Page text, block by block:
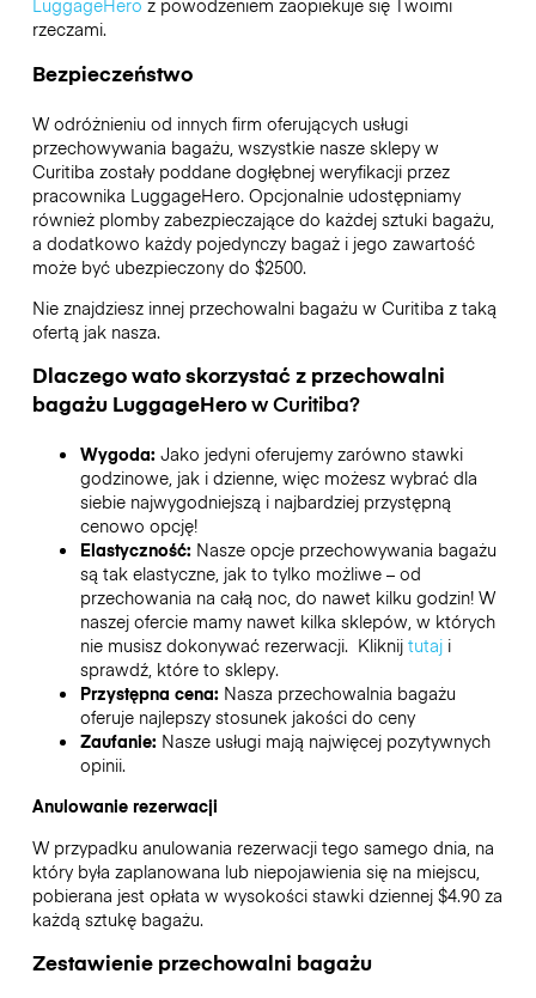
LuggageHero z powodzeniem zaopiekuje się Twoimi
rzeczami.
Bezpieczeństwo
W odróżnieniu od innych firm oferujących usługi
przechowywania bagażu, wszystkie nasze sklepy w
Curitiba zostały poddane dogłębnej weryfikacji przez
pracownika LuggageHero. Opcjonalnie udostępniamy
również plomby zabezpieczające do każdej sztuki bagażu,
a dodatkowo każdy pojedynczy bagaż i jego zawartość
może być ubezpieczony do $2500.
Nie znajdziesz innej przechowalni bagażu w Curitiba z taką
ofertą jak nasza.
Dlaczego wato skorzystać z przechowalni
bagażu LuggageHerowCuritiba?
Wygoda: Jako jedyni oferujemy zarówno stawki
godzinowe, jak i dzienne, więc możesz wybrać dla
siebie najwygodniejszą i najbardziej przystępną
cenowo opcję!
Elastyczność: Nasze opcje przechowywania bagażu
są tak elastyczne, jak to tylko możliwe – od
przechowania na całą noc, do nawet kilku godzin! W
naszej ofercie mamy nawet kilka sklepów, w których
nie musisz dokonywać rezerwacji. Kliknij tutaji
sprawdź, które to sklepy.
Przystępna cena: Nasza przechowalnia bagażu
oferuje najlepszy stosunek jakości do ceny
Zaufanie: Nasze usługi mają najwięcej pozytywnych
opinii.
Anulowanie rezerwacji
W przypadku anulowania rezerwacji tego samego dnia, na
który była zaplanowana lub niepojawienia się na miejscu,
pobierana jest opłata w wysokości stawki dziennej $4.90 za
każdą sztukę bagażu.
Zestawienie przechowalni bagażu